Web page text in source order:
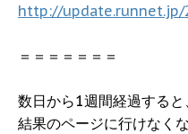
http://update.runnet.jp/
＝＝＝＝＝＝＝
数日から1週間経過する
結果のページに行けなく